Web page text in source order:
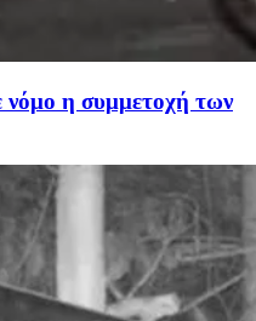
νόμο η συμμετοχή των